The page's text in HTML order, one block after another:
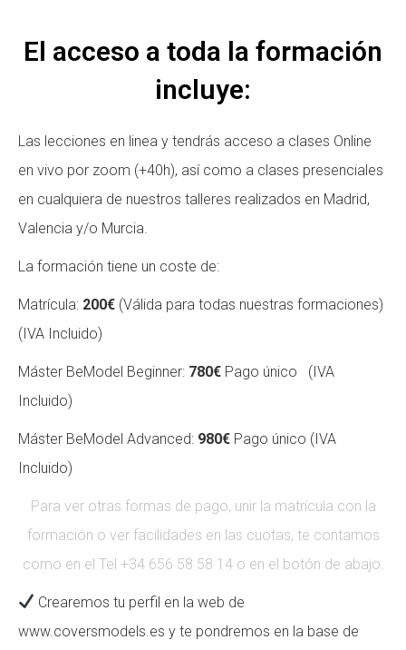
El acceso a toda la formación
incluye:
Las lecciones en linea y tendrás acceso a clases Online
en vivo por zoom (+40h), así como a clases presenciales
en cualquiera de nuestros talleres realizados en Madrid,
Valencia y/o Murcia.
La formación tiene un coste de:
Matrícula: 200€ (Válida para todas nuestras formaciones)
(IVA Incluido)
Máster BeModel Beginner: 780€ Pago único (IVA
Incluido)
Máster BeModel Advanced: 980€ Pago único (IVA
Incluido)
Para ver otras formas de pago, unir la matrícula con la
formación o ver facilidades en las cuotas, te contamos
como en el Tel +34 656 58 58 14 o en el botón de abajo.
Crearemos tu perfil en la web de
www.coversmodels.es y te pondremos en la base de